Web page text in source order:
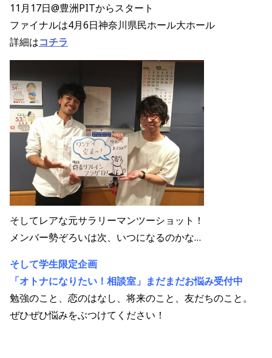
11月17日@豊洲PITからスタート
ファイナルは4月6日神奈川県民ホール大ホール
詳細はコチラ
そしてレアな元サラリーマンツーショット！
メンバー勢ぞろいは次、いつになるのかな…
そして学生限定企画
「オトナになりたい！相談室」まだまだお悩み受付中
勉強のこと、恋のはなし、将来のこと、友だちのこと。
ぜひぜひ悩みをぶつけてください！